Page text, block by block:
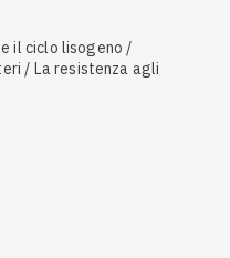
il ciclo lisogeno /
/ La resistenza agli